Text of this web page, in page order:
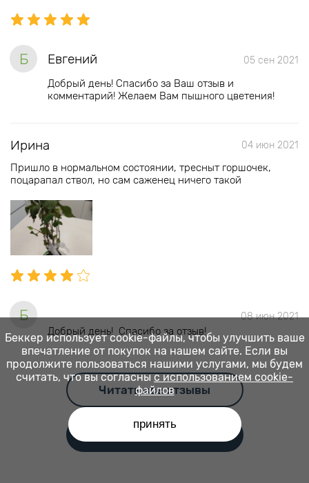
Б Евгений 05 сен 2021
Добрый день! Спасибо за Ваш отзыв и
комментарий! Желаем Вам пышного цветения!
Ирина 04 июн 2021
Пришло в нормальном состоянии, тресныт горшочек,
поцарапал ствол, но сам саженец ничего такой
Б 08 июн 2021
Добрый день! Спасибо за отзыв!
Читать все отзывы
Оставить отзыв
Беккер использует cookie-файлы, чтобы улучшить ваше
впечатление от покупок на нашем сайте. Если вы
продолжите пользоваться нашими услугами, мы будем
считать, что вы согласны с использованием cookie-
файлов
принять